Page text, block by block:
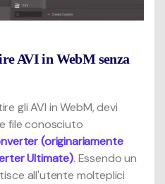
AVI in WebM senza
gli AVI in WebM, devi
file conosciuto
(originariamente
Ultimate). Essendo un
all'utente molteplici